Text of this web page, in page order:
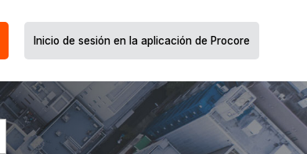
Inicio de sesión en la aplicación de Procore